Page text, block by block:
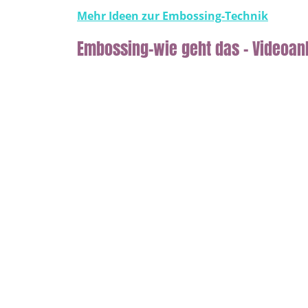
Mehr Ideen zur Embossing-Technik
Embossing-wie geht das –